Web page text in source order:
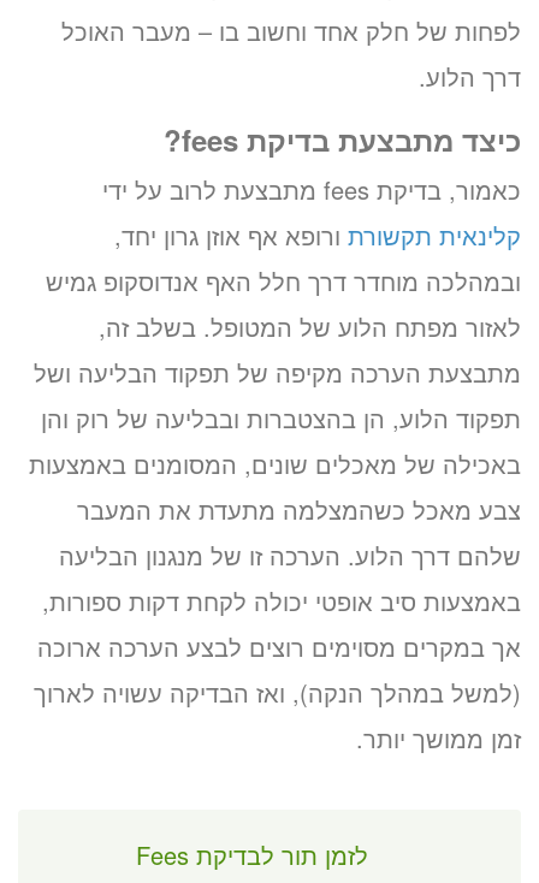
לפחות של חלק אחד וחשוב בו – מעבר האוכל
דרך הלוע.
כיצד מתבצעת בדיקת fees
?
כאמור, בדיקת fees מתבצעת לרוב על ידי
קלינאית תקשורת ורופא אף אוזן גרון יחד,
ובמהלכה מוחדר דרך חלל האף אנדוסקופ גמיש
לאזור מפתח הלוע של המטופל. בשלב זה,
מתבצעת הערכה מקיפה של תפקוד הבליעה ושל
תפקוד הלוע, הן בהצטברות ובבליעה של רוק והן
באכילה של מאכלים שונים, המסומנים באמצעות
צבע מאכל כשהמצלמה מתעדת את המעבר
שלהם דרך הלוע. הערכה זו של מנגנון הבליעה
באמצעות סיב אופטי יכולה לקחת דקות ספורות,
אך במקרים מסוימים רוצים לבצע הערכה ארוכה
(למשל במהלך הנקה), ואז הבדיקה עשויה לארוך
זמן ממושך יותר.
לזמן תור לבדיקת Fees